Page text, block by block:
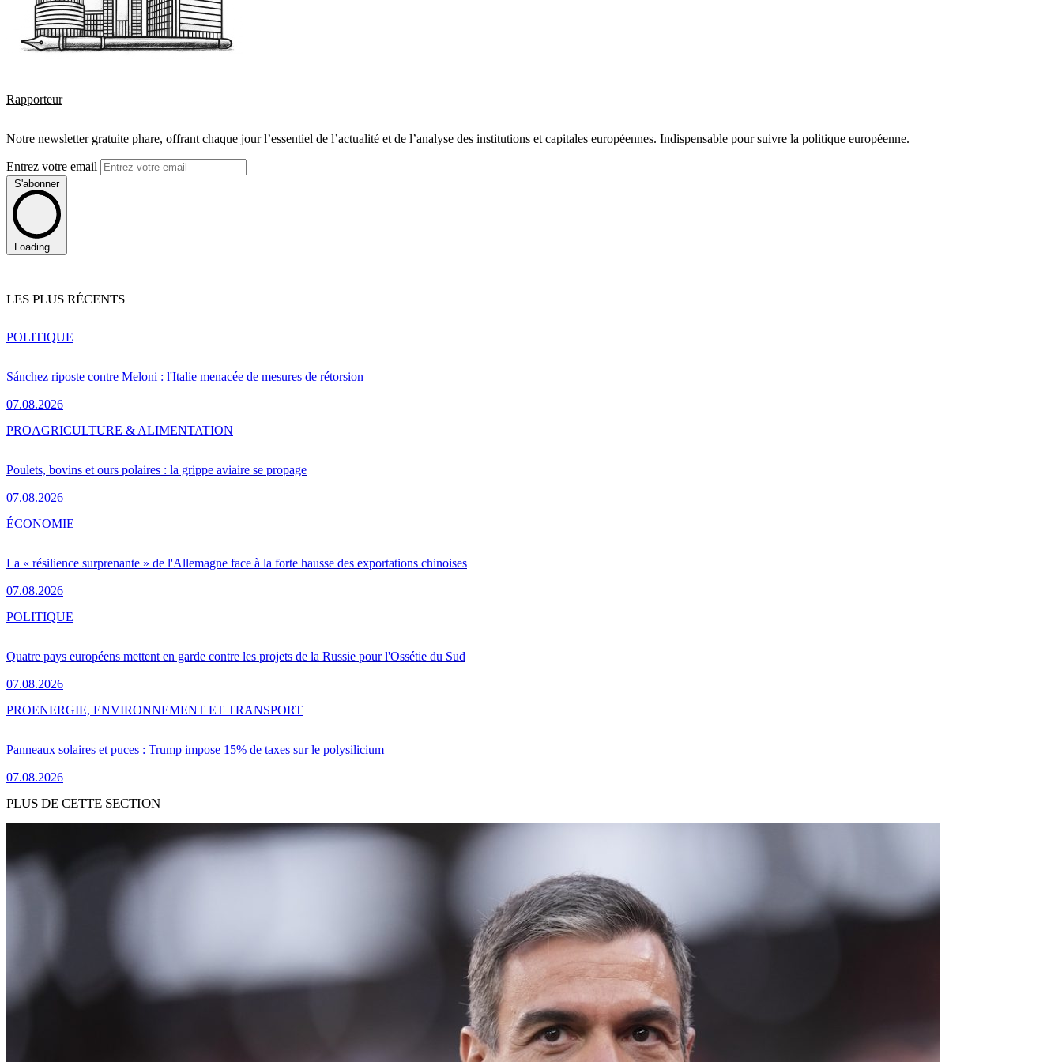
Rapporteur
Notre newsletter gratuite phare, offrant chaque jour l’essentiel de l’actualité et de l’analyse des institutions et capitales européennes. Indispensable pour suivre la politique européenne.
Entrez votre email
S'abonner
Loading...
LES PLUS RÉCENTS
Sánchez riposte contre Meloni : l'Italie menacée de mesures de rétorsion
07.08.2026
POLITIQUE
Poulets, bovins et ours polaires : la grippe aviaire se propage
07.08.2026
PROAGRICULTURE & ALIMENTATION
La « résilience surprenante » de l'Allemagne face à la forte hausse des exportations chinoises
07.08.2026
ÉCONOMIE
Quatre pays européens mettent en garde contre les projets de la Russie pour l'Ossétie du Sud
07.08.2026
POLITIQUE
Panneaux solaires et puces : Trump impose 15% de taxes sur le polysilicium
07.08.2026
PROENERGIE, ENVIRONNEMENT ET TRANSPORT
PLUS DE CETTE SECTION